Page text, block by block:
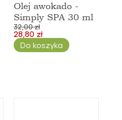
Olej awokado -
Simply SPA 30 ml
32,00 zł
28,80 zł
Do koszyka